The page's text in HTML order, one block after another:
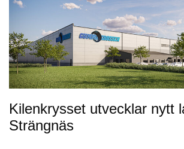
Kilenkrysset utvecklar nytt
Strängnäs